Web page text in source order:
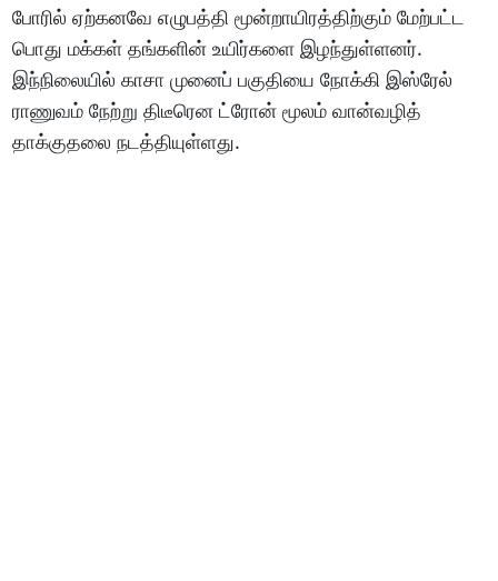
போரில் ஏற்கனவே எழுபத்தி மூன்றாயிரத்திற்கும் மேற்பட்ட
பொது மக்கள் தங்களின் உயிர்களை இழந்துள்ளனர்.
இந்நிலையில் காசா முனைப் பகுதியை நோக்கி இஸ்ரேல்
ராணுவம் நேற்று திடீரென ட்ரோன் மூலம் வான்வழித்
தாக்குதலை நடத்தியுள்ளது.